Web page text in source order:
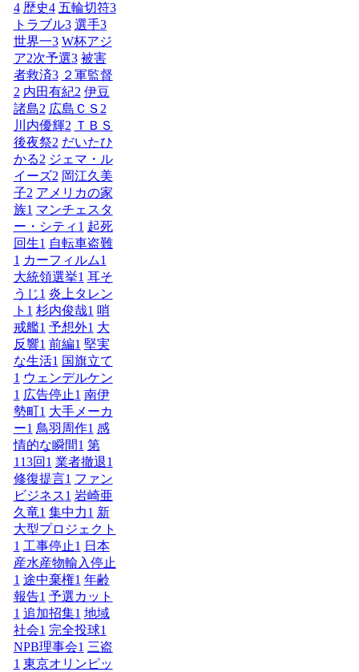
4 歴史4 五輪切符3
トラブル3 選手3
世界一3 W杯アジ
ア2次予選3 被害
者救済3 ２軍監督
2 内田有紀2 伊豆
諸島2 広島ＣＳ 2
川内優輝2 ＴＢＳ
後夜祭2 だいたひ
かる2 ジェマ・ル
イーズ2 岡江久美
子2 アメリカの家
族1 マンチェスタ
ー・シティ 1 起死
回生1 自転車盗難
1 カーフィルム1
大統領選挙1 耳そ
うじ1 炎上タレン
ト 1 杉内俊哉1 哨
戒艦1 予想外1 大
反響1 前編1 堅実
な生活1 国旗立て
1 ウェンデルケン
1 広告停止1 南伊
勢町1 大手メーカ
ー1 鳥羽周作1 感
情的な瞬間1 第
113回 1 業者撤退1
修復提言1 ファン
ビジネス1 岩崎亜
久竜1 集中力1 新
大型プロジェクト
1 工事停止1 日本
産水産物輸入停止
1 途中棄権1 年齢
報告1 予選カット
1 追加招集1 地域
社会1 完全投球1
NPB理事会1 三盗
1 東京オリンピッ